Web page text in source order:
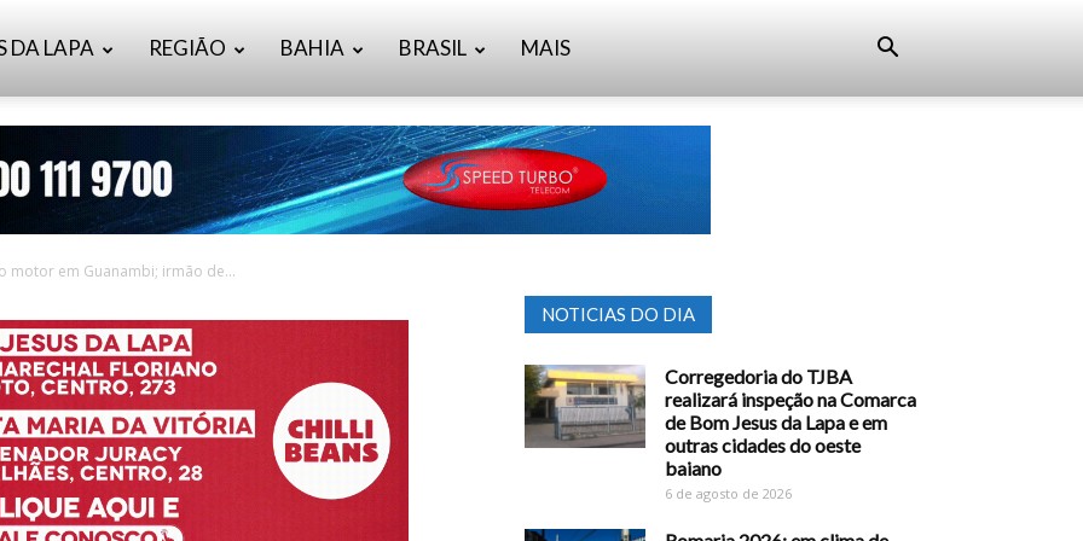
DA LAPA REGIÃO BAHIA BRASIL MAIS
motor em Guanambi; irmão de...
NOTICIAS DO DIA
Corregedoria do TJBA
realizará inspeção na Comarca
de Bom Jesus da Lapa e em
outras cidades do oeste
baiano
6 de agosto de 2026